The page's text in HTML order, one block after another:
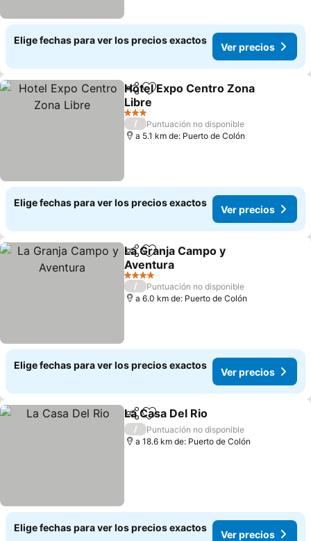
Elige fechas para ver los precios exactos
Ver precios
CompartirAgregar a favoritos
Hotel Expo Centro Zona
Libre
3 Estrellas
/
Puntuación no disponible
a 5.1 km de: Puerto de Colón
Elige fechas para ver los precios exactos
Ver precios
CompartirAgregar a favoritos
La Granja Campo y
Aventura
4 Estrellas
/
Puntuación no disponible
a 6.0 km de: Puerto de Colón
Elige fechas para ver los precios exactos
Ver precios
CompartirAgregar a favoritos
La Casa Del Rio
/
Puntuación no disponible
a 18.6 km de: Puerto de Colón
Elige fechas para ver los precios exactos
Ver precios